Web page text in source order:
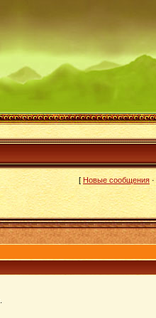
[ Новые сообщения ·